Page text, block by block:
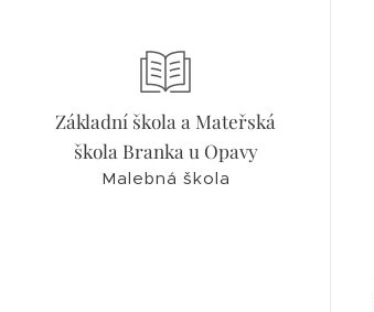
Základní škola a Mateřská
škola Branka u Opavy
Malebná škola